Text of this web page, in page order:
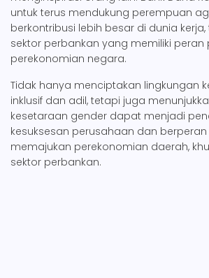
untuk terus mendukung perempuan
berkontribusi lebih besar di dunia
sektor perbankan yang memiliki
perekonomian negara.
Tidak hanya menciptakan lingkungan
inklusif dan adil, tetapi juga
kesetaraan gender dapat menjadi
kesuksesan perusahaan dan
memajukan perekonomian daerah,
sektor perbankan.